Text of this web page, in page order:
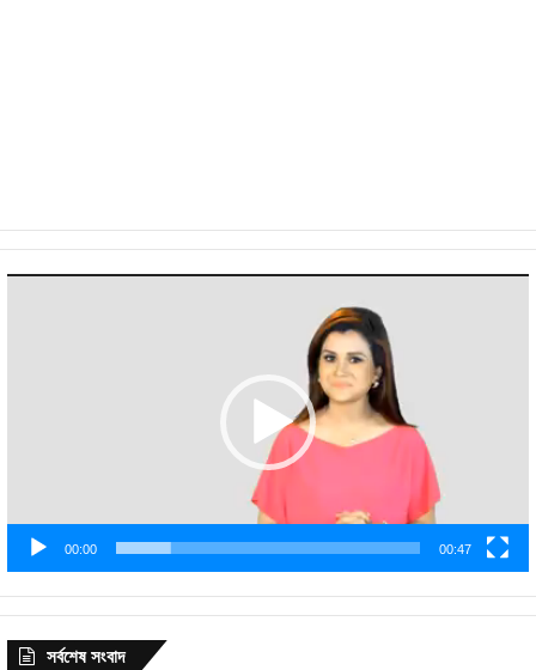
00:00 00:47
সর্বশেষ সংবাদ